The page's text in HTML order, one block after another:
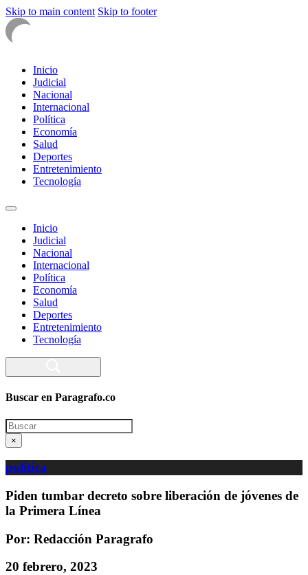
Skip to main content Skip to footer
Inicio
Judicial
Nacional
Internacional
Política
Economía
Salud
Deportes
Entretenimiento
Tecnología
Inicio
Judicial
Nacional
Internacional
Política
Economía
Salud
Deportes
Entretenimiento
Tecnología
Buscar en Paragrafo.co
Search
×
política
Piden tumbar decreto sobre liberación de jóvenes de
la Primera Línea
Por: Redacción Paragrafo
20 febrero, 2023